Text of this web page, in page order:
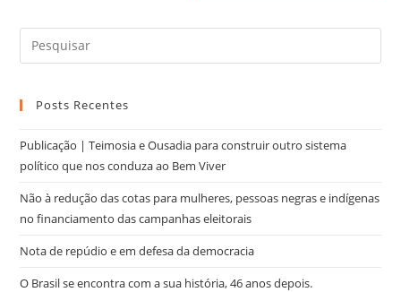
Posts Recentes
Publicação | Teimosia e Ousadia para construir outro sistema
político que nos conduza ao Bem Viver
Não à redução das cotas para mulheres, pessoas negras e indígenas
no financiamento das campanhas eleitorais
Nota de repúdio e em defesa da democracia
O Brasil se encontra com a sua história, 46 anos depois.